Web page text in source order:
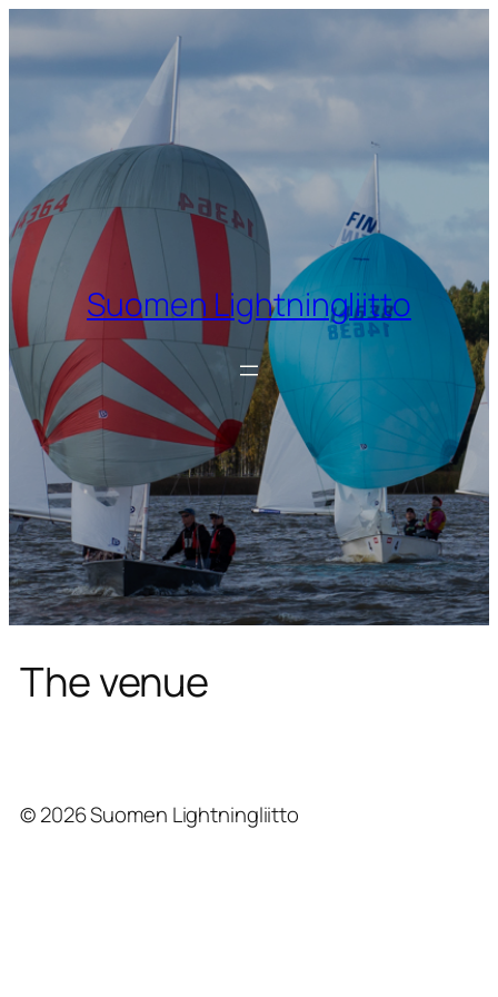
Siirry
sisältöön
Suomen Lightningliitto
The venue
© 2026 Suomen Lightningliitto